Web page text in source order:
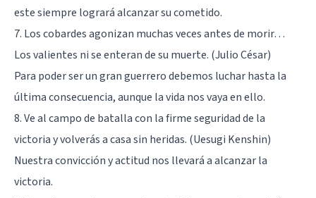
este siempre logrará alcanzar su cometido.
7. Los cobardes agonizan muchas veces antes de morir…
Los valientes ni se enteran de su muerte. (Julio César)
Para poder ser un gran guerrero debemos luchar hasta la
última consecuencia, aunque la vida nos vaya en ello.
8. Ve al campo de batalla con la firme seguridad de la
victoria y volverás a casa sin heridas. (Uesugi Kenshin)
Nuestra convicción y actitud nos llevará a alcanzar la
victoria.